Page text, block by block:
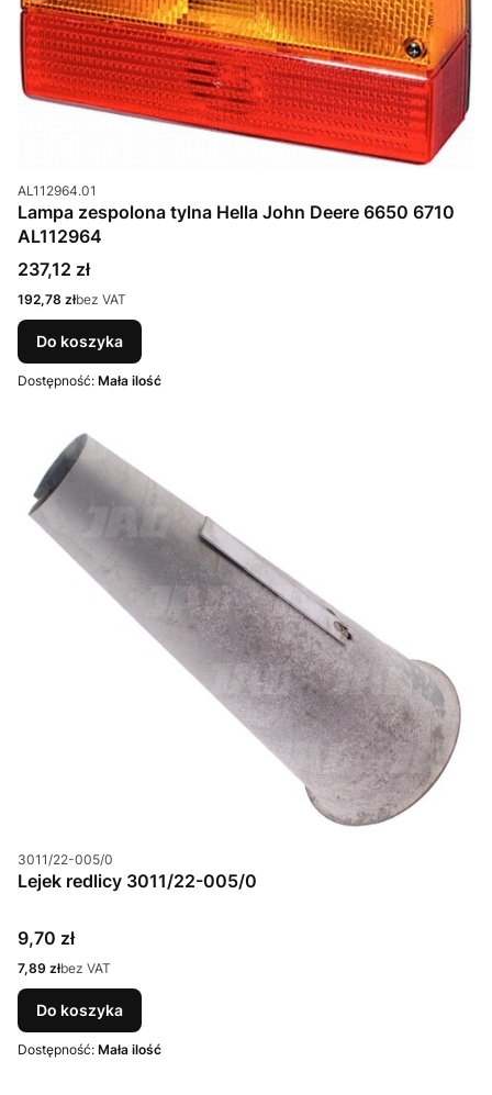
Kod produktu
AL112964.01
Lampa zespolona tylna Hella John Deere 6650 6710
AL112964
Cena
237,12 zł
Cena
192,78 złbez VAT
Do koszyka
Dostępność: Mała ilość
Kod produktu
3011/22-005/0
Lejek redlicy 3011/22-005/0
Cena
9,70 zł
Cena
7,89 złbez VAT
Do koszyka
Dostępność: Mała ilość